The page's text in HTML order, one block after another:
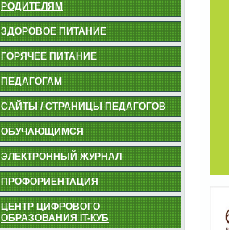
РОДИТЕЛЯМ
ЗДОРОВОЕ ПИТАНИЕ
ГОРЯЧЕЕ ПИТАНИЕ
ПЕДАГОГАМ
САЙТЫ / СТРАНИЦЫ ПЕДАГОГОВ
ОБУЧАЮЩИМСЯ
ЭЛЕКТРОННЫЙ ЖУРНАЛ
ПРОФОРИЕНТАЦИЯ
ЦЕНТР ЦИФРОВОГО
ОБРАЗОВАНИЯ IT-КУБ